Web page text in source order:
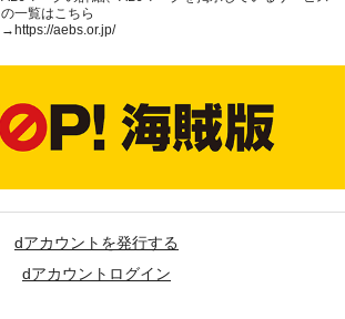
の一覧はこちら
→https://aebs.or.jp/
dアカウントを発行する
dアカウントログイン